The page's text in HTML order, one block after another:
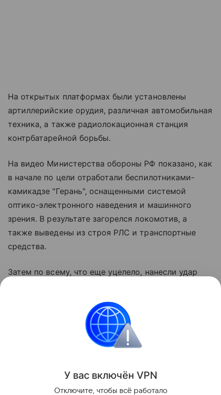
На открытых платформах были установлены
артиллерийские орудия, различная автомобильная
техника, а также радиолокационная станция
контрбатарейной борьбы.
На видео Министерства обороны РФ показано, как
в начале по цели отработали беспилотниками-
камикадзе "Герань", оснащенными системой
оптико-электронного наведения и машинного
зрения. В результате загорелся локомотив, а
также выведены из строя РЛС и транспортные
средства.
Затем по всему, что еще уцелело, нанесли удар
"Искандер-М", как пишут в некоторых источниках,
оснащенного боевой частью воздушного подрыва.
В итоге противник лишился дорогостоящей
техники, необходимой ему на передовой.
Поделиться
У вас включён VPN
Отключите, чтобы всё работало